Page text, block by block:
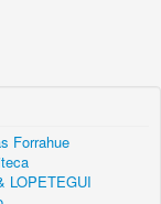
Forrahue
LOPETEGUI